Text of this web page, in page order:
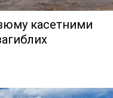
касетними